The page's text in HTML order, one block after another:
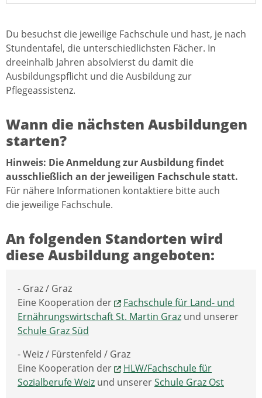
Du besuchst die jeweilige Fachschule und hast, je nach
Stundentafel, die unterschiedlichsten Fächer. In
dreeinhalb Jahren absolvierst du damit die
Ausbildungspflicht und die Ausbildung zur
Pflegeassistenz.
Wann die nächsten Ausbildungen
starten?
Hinweis: Die Anmeldung zur Ausbildung findet
ausschließlich an der jeweiligen Fachschule statt.
Für nähere Informationen kontaktiere bitte auch
die jeweilige Fachschule.
An folgenden Standorten wird
diese Ausbildung angeboten:
- Graz / Graz
Eine Kooperation der
Fachschule für Land- und
Ernährungswirtschaft St. Martin Graz und unserer
Schule Graz Süd
- Weiz / Fürstenfeld / Graz
Eine Kooperation der
HLW/Fachschule für
Sozialberufe Weiz und unsererSchule Graz Ost